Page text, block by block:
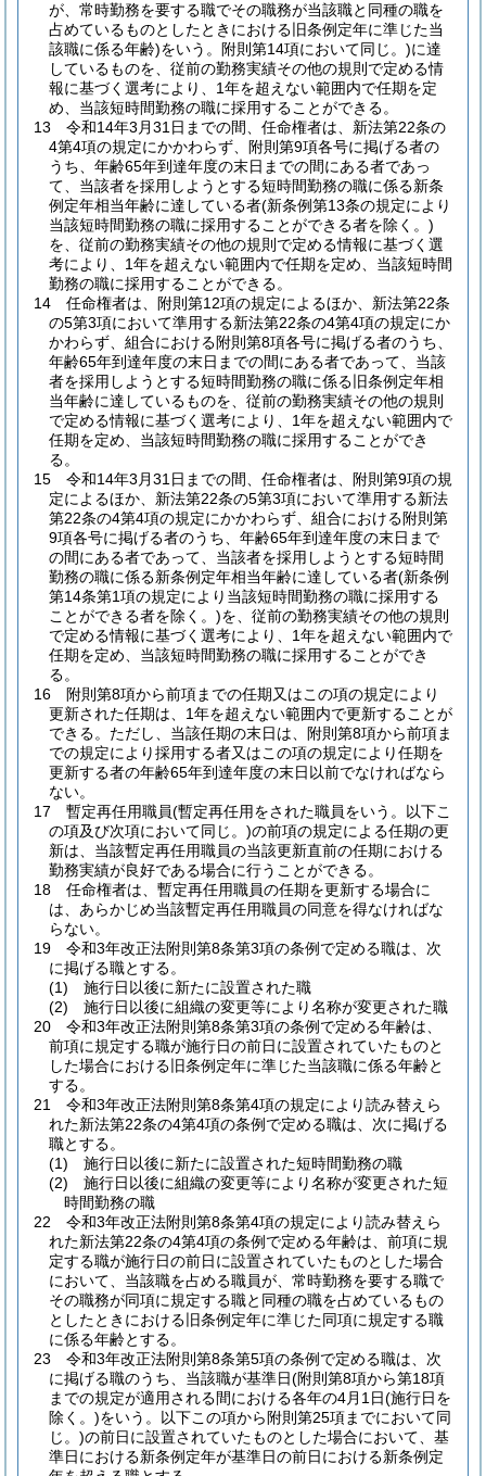
が、常時勤務を要する職でその職務が当該職と同種の職を
占めているものとしたときにおける旧条例定年に準じた当
該職に係る年齢)をいう。附則第14項において同じ。)に達
しているものを、従前の勤務実績その他の規則で定める情
報に基づく選考により、1年を超えない範囲内で任期を定
め、当該短時間勤務の職に採用することができる。
13
令和14年3月31日までの間、任命権者は、新法第22条の
4第4項の規定にかかわらず、附則第9項各号に掲げる者の
うち、年齢65年到達年度の末日までの間にある者であっ
て、当該者を採用しようとする短時間勤務の職に係る新条
例定年相当年齢に達している者(新条例第13条の規定により
当該短時間勤務の職に採用することができる者を除く。)
を、従前の勤務実績その他の規則で定める情報に基づく選
考により、1年を超えない範囲内で任期を定め、当該短時間
勤務の職に採用することができる。
14
任命権者は、附則第12項の規定によるほか、新法第22条
の5第3項において準用する新法第22条の4第4項の規定にか
かわらず、組合における附則第8項各号に掲げる者のうち、
年齢65年到達年度の末日までの間にある者であって、当該
者を採用しようとする短時間勤務の職に係る旧条例定年相
当年齢に達しているものを、従前の勤務実績その他の規則
で定める情報に基づく選考により、1年を超えない範囲内で
任期を定め、当該短時間勤務の職に採用することができ
る。
15
令和14年3月31日までの間、任命権者は、附則第9項の規
定によるほか、新法第22条の5第3項において準用する新法
第22条の4第4項の規定にかかわらず、組合における附則第
9項各号に掲げる者のうち、年齢65年到達年度の末日まで
の間にある者であって、当該者を採用しようとする短時間
勤務の職に係る新条例定年相当年齢に達している者(新条例
第14条第1項の規定により当該短時間勤務の職に採用する
ことができる者を除く。)を、従前の勤務実績その他の規則
で定める情報に基づく選考により、1年を超えない範囲内で
任期を定め、当該短時間勤務の職に採用することができ
る。
16
附則第8項から前項までの任期又はこの項の規定により
更新された任期は、1年を超えない範囲内で更新することが
できる。 ただし、当該任期の末日は、附則第8項から前項ま
での規定により採用する者又はこの項の規定により任期を
更新する者の年齢65年到達年度の末日以前でなければなら
ない。
17
暫定再任用職員(暫定再任用をされた職員をいう。以下こ
の項及び次項において同じ。)の前項の規定による任期の更
新は、当該暫定再任用職員の当該更新直前の任期における
勤務実績が良好である場合に行うことができる。
18
任命権者は、暫定再任用職員の任期を更新する場合に
は、あらかじめ当該暫定再任用職員の同意を得なければな
らない。
19
令和3年改正法附則第8条第3項の条例で定める職は、次
に掲げる職とする。
(1)
施行日以後に新たに設置された職
(2)
施行日以後に組織の変更等により名称が変更された職
20
令和3年改正法附則第8条第3項の条例で定める年齢は、
前項に規定する職が施行日の前日に設置されていたものと
した場合における旧条例定年に準じた当該職に係る年齢と
する。
21
令和3年改正法附則第8条第4項の規定により読み替えら
れた新法第22条の4第4項の条例で定める職は、次に掲げる
職とする。
(1)
施行日以後に新たに設置された短時間勤務の職
(2)
施行日以後に組織の変更等により名称が変更された短
時間勤務の職
22
令和3年改正法附則第8条第4項の規定により読み替えら
れた新法第22条の4第4項の条例で定める年齢は、前項に規
定する職が施行日の前日に設置されていたものとした場合
において、当該職を占める職員が、常時勤務を要する職で
その職務が同項に規定する職と同種の職を占めているもの
としたときにおける旧条例定年に準じた同項に規定する職
に係る年齢とする。
23
令和3年改正法附則第8条第5項の条例で定める職は、次
に掲げる職のうち、当該職が基準日(附則第8項から第18項
までの規定が適用される間における各年の4月1日(施行日を
除く。)をいう。以下この項から附則第25項までにおいて同
じ。)の前日に設置されていたものとした場合において、基
準日における新条例定年が基準日の前日における新条例定